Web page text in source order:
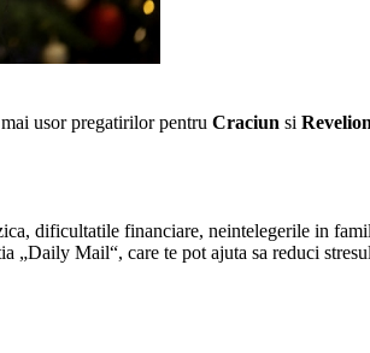
usor pregatirilor pentru Craciun si Revelion
dificultatile financiare, neintelegerile in
Mail“, care te pot ajuta sa reduci